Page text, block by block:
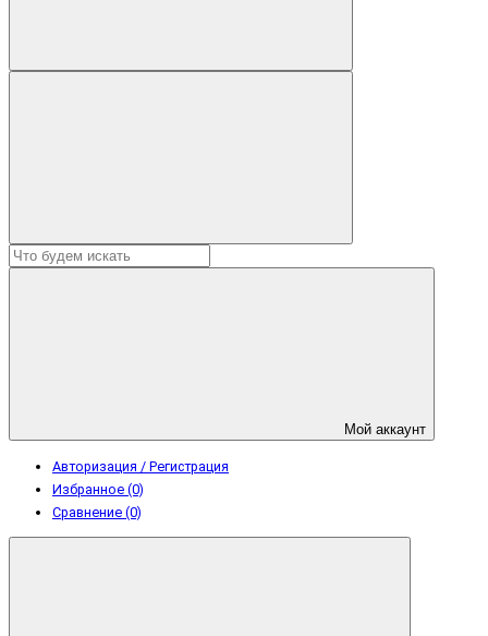
Мой аккаунт
Авторизация / Регистрация
Избранное (0)
Сравнение (0)